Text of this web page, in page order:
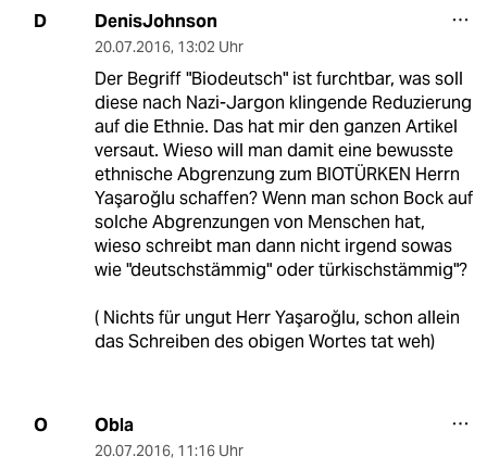
D DenisJohnson
20.07.2016, 13:02 Uhr
Der Begriff "Biodeutsch" ist furchtbar, was soll
diese nach Nazi-Jargon klingende Reduzierung
auf die Ethnie. Das hat mir den ganzen Artikel
versaut. Wieso will man damit eine bewusste
ethnische Abgrenzung zum BIOTÜRKEN Herrn
Yaşaroğlu schaffen? Wenn man schon Bock auf
solche Abgrenzungen von Menschen hat,
wieso schreibt man dann nicht irgend sowas
wie "deutschstämmig" oder türkischstämmig"?
( Nichts für ungut Herr Yaşaroğlu, schon allein
das Schreiben des obigen Wortes tat weh)
O Obla
20.07.2016, 11:16 Uhr